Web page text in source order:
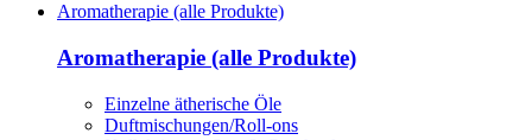
Aromatherapie (alle Produkte)
Aromatherapie (alle Produkte)
Einzelne ätherische Öle
Duftmischungen/Roll-ons